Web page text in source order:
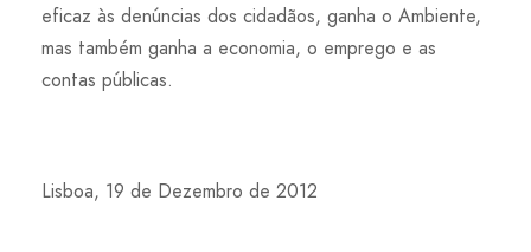
eficaz às denúncias dos cidadãos, ganha o Ambiente,
mas também ganha a economia, o emprego e as
contas públicas.
Lisboa, 19 de Dezembro de 2012